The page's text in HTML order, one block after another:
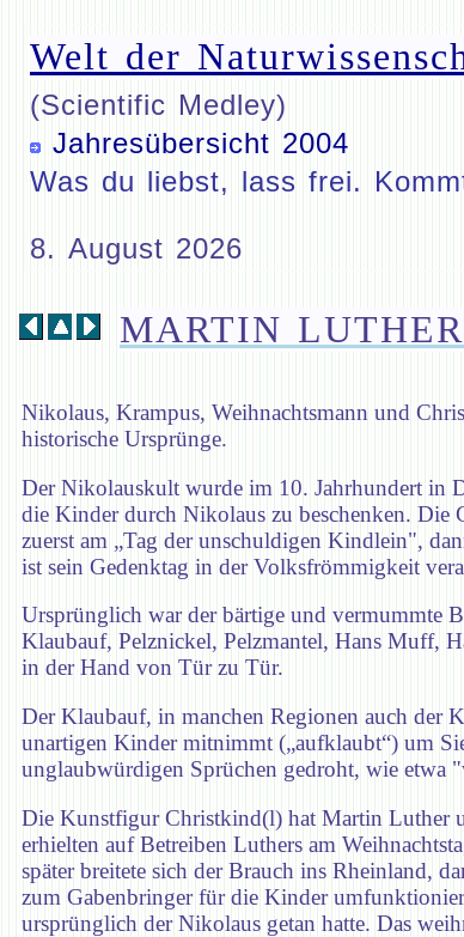
Welt der
(Scientific Medley)
Jahresübersicht 2004
Was du liebst, lass frei.
8. August 2026
MARTIN
Nikolaus, Krampus, Weihnachtsmann und
historische Ursprünge.
Der Nikolauskult wurde im 10. Jahrhundert in
die Kinder durch Nikolaus zu beschenken. Die
zuerst am „Tag der unschuldigen Kindlein",
ist sein Gedenktag in der Volksfrömmigkeit
Ursprünglich war der bärtige und vermummte
Klaubauf, Pelznickel, Pelzmantel, Hans Muff,
in der Hand von Tür zu Tür.
Der Klaubauf, in manchen Regionen auch der
unartigen Kinder mitnimmt („aufklaubt“) um
unglaubwürdigen Sprüchen gedroht, wie
Die Kunstfigur Christkind(l) hat Martin Luther
erhielten auf Betreiben Luthers am
später breitete sich der Brauch ins Rheinland,
zum Gabenbringer für die Kinder
ursprünglich der Nikolaus getan hatte. Das